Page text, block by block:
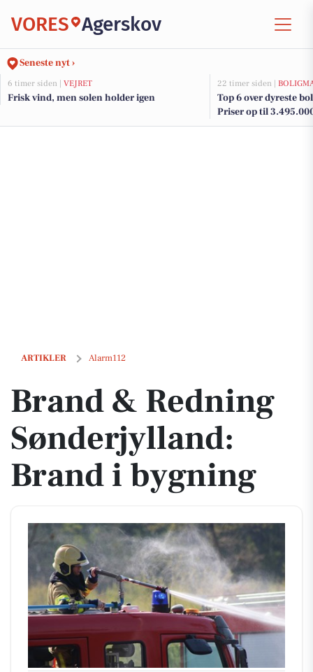
VORES Agerskov
Seneste nyt ›
6 timer siden | VEJRET
Frisk vind, men solen holder igen
22 timer siden |
Top 6 over dyreste
Priser op til
ARTIKLER Alarm112
Brand & Redning Sønderjylland: Brand i bygning
Brand & Redning
Sønderjylland:
Brand i bygning